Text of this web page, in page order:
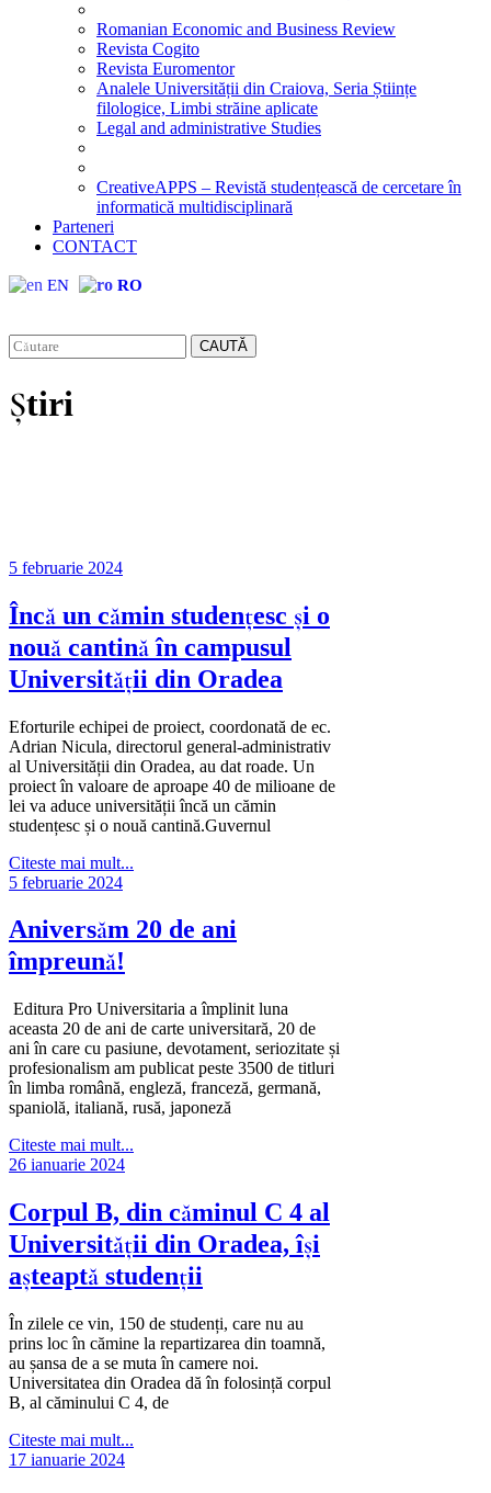
Romanian Economic and Business Review
Revista Cogito
Revista Euromentor
Analele Universității din Craiova, Seria Științe
filologice, Limbi străine aplicate
Legal and administrative Studies
CreativeAPPS – Revistă studențească de cercetare în
informatică multidisciplinară
Parteneri
CONTACT
EN RO
CAUTĂ
Știri
5 februarie 2024
Încă un cămin studențesc și o
nouă cantină în campusul
Universității din Oradea
Eforturile echipei de proiect, coordonată de ec.
Adrian Nicula, directorul general-administrativ
al Universității din Oradea, au dat roade. Un
proiect în valoare de aproape 40 de milioane de
lei va aduce universității încă un cămin
studențesc și o nouă cantină.Guvernul
Citeste mai mult...
5 februarie 2024
Aniversăm 20 de ani
împreună!
Editura Pro Universitaria a împlinit luna
aceasta 20 de ani de carte universitară, 20 de
ani în care cu pasiune, devotament, seriozitate și
profesionalism am publicat peste 3500 de titluri
în limba română, engleză, franceză, germană,
spaniolă, italiană, rusă, japoneză
Citeste mai mult...
26 ianuarie 2024
Corpul B, din căminul C 4 al
Universității din Oradea, își
așteaptă studenții
În zilele ce vin, 150 de studenți, care nu au
prins loc în cămine la repartizarea din toamnă,
au șansa de a se muta în camere noi.
Universitatea din Oradea dă în folosință corpul
B, al căminului C 4, de
Citeste mai mult...
17 ianuarie 2024